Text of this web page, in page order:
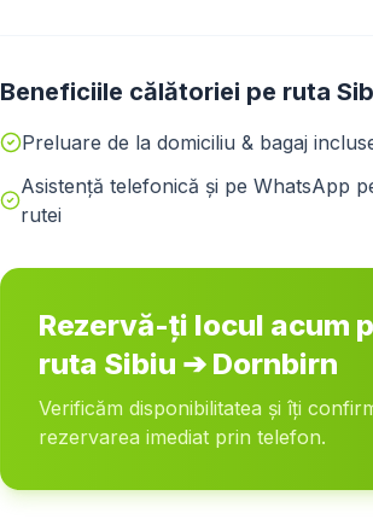
Beneficiile călătoriei pe ruta
Preluare de la domiciliu & bagaj
Asistență telefonică și pe WhatsApp
rutei
Rezervă-ți locul acum
ruta Sibiu ➔ Dornbirn
Verificăm disponibilitatea și îți
rezervarea imediat prin telefon.